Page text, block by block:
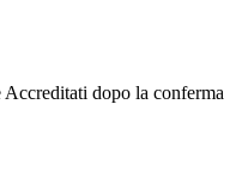
Accreditati dopo la conferma